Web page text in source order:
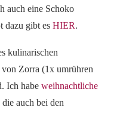
auch eine Schoko
dazu gibt es HIER.
kulinarischen
Zorra (1x umrühren
Ich habe weihnachtliche
die auch bei den